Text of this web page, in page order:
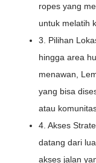
ropes yang
untuk melatih
3. Pilihan
hingga area
menawan,
yang bisa
atau
4. Akses
datang dari
akses jalan